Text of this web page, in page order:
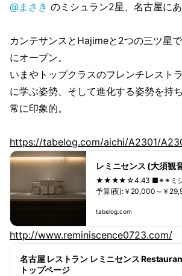
@まさき のミシュラン2星、名古屋にあ
カンテサンスとHajimeと2つの三ツ星
にオープン。
いまやトップクラスのフレンチレスト
に学ぶ姿勢、そして進化する姿勢を持
常に印象的。
https://tabelog.com/aichi/A2301/
レミニセンス (大須観
★★★★☆4.43 ■✴︎✴︎ミシ
予算(夜):￥20,000～￥
tabelog.com
http://www.reminiscence0723.com/
名古屋 レストラン レミニセンス
トップページ